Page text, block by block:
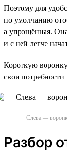
Поэтому для
по умолчанию
а упрощённая.
и с ней легче
Короткую
свои
Слева —
Разбор